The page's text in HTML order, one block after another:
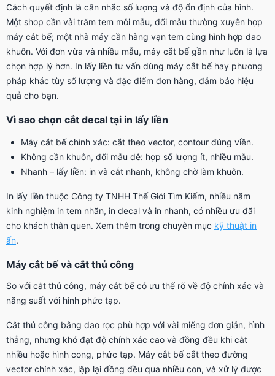
Cách quyết định là cân nhắc số lượng và độ ổn định của hình.
Một shop cần vài trăm tem mỗi mẫu, đổi mẫu thường xuyên hợp
máy cắt bế; một nhà máy cần hàng vạn tem cùng hình hợp dao
khuôn. Với đơn vừa và nhiều mẫu, máy cắt bế gần như luôn là lựa
chọn hợp lý hơn. In lấy liền tư vấn dùng máy cắt bế hay phương
pháp khác tùy số lượng và đặc điểm đơn hàng, đảm bảo hiệu
quả cho bạn.
Vì sao chọn cắt decal tại in lấy liền
Máy cắt bế chính xác: cắt theo vector, contour đúng viền.
Không cần khuôn, đổi mẫu dễ: hợp số lượng ít, nhiều mẫu.
Nhanh – lấy liền: in và cắt nhanh, không chờ làm khuôn.
In lấy liền thuộc Công ty TNHH Thế Giới Tìm Kiếm, nhiều năm
kinh nghiệm in tem nhãn, in decal và in nhanh, có nhiều ưu đãi
cho khách thân quen. Xem thêm trong chuyên mục kỹ thuật in
ấn.
Máy cắt bế và cắt thủ công
So với cắt thủ công, máy cắt bế có ưu thế rõ về độ chính xác và
năng suất với hình phức tạp.
Cắt thủ công bằng dao rọc phù hợp với vài miếng đơn giản, hình
thẳng, nhưng khó đạt độ chính xác cao và đồng đều khi cắt
nhiều hoặc hình cong, phức tạp. Máy cắt bế cắt theo đường
vector chính xác, lặp lại đồng đều qua nhiều con, và xử lý được